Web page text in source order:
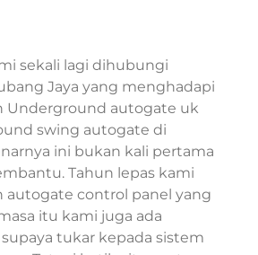
sekali lagi dihubungi
Jaya yang menghadapi
Underground autogate uk
swing autogate di
ini bukan kali pertama
Tahun lepas kami
autogate control panel yang
itu kami juga ada
tukar kepada sistem